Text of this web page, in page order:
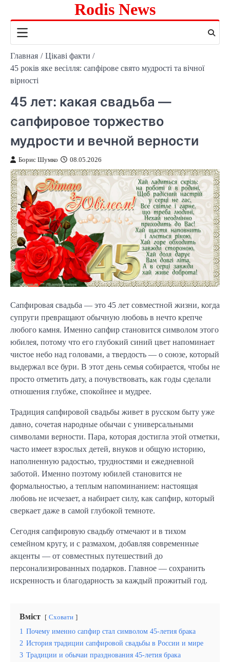
содержимому
Rodis News
Главная
Цікаві факти
45 років яке весілля: сапфірове свято мудрості та вічної
вірності
45 лет: какая свадьба —
сапфировое торжество
мудрости и вечной верности
Борис Шумко 08.05.2026
Сапфировая свадьба — это 45 лет совместной жизни, когда
супруги превращают обычную любовь в нечто крепче
любого камня. Именно сапфир становится символом этого
юбилея, потому что его глубокий синий цвет напоминает
чистое небо над головами, а твердость — о союзе, который
выдержал все бури. В этот день семья собирается, чтобы не
просто отметить дату, а почувствовать, как годы сделали
отношения глубже, спокойнее и мудрее.
Традиция сапфировой свадьбы живет в русском быту уже
давно, сочетая народные обычаи с универсальными
символами верности. Пара, которая достигла этой отметки,
часто имеет взрослых детей, внуков и общую историю,
наполненную радостью, трудностями и ежедневной
заботой. Именно поэтому юбилей становится не
формальностью, а теплым напоминанием: настоящая
любовь не исчезает, а набирает силу, как сапфир, который
сверкает даже в самой глубокой темноте.
Сегодня сапфировую свадьбу отмечают и в тихом
семейном кругу, и с размахом, добавляя современные
акценты — от совместных путешествий до
персонализированных подарков. Главное — сохранить
искренность и благодарность за каждый прожитый год.
Вміст Сховати
1 Почему именно сапфир стал символом 45-летия брака
2 История традиции сапфировой свадьбы в России и мире
3 Традиции и обычаи празднования 45-летия брака